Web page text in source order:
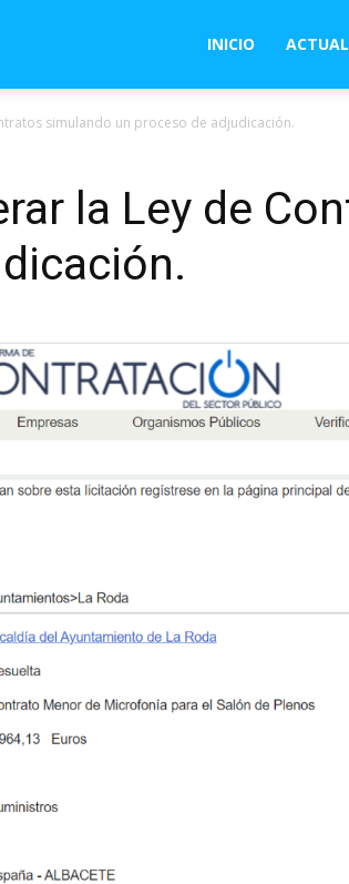
INICIO
simulando un proceso de adjudicación.
la Ley de